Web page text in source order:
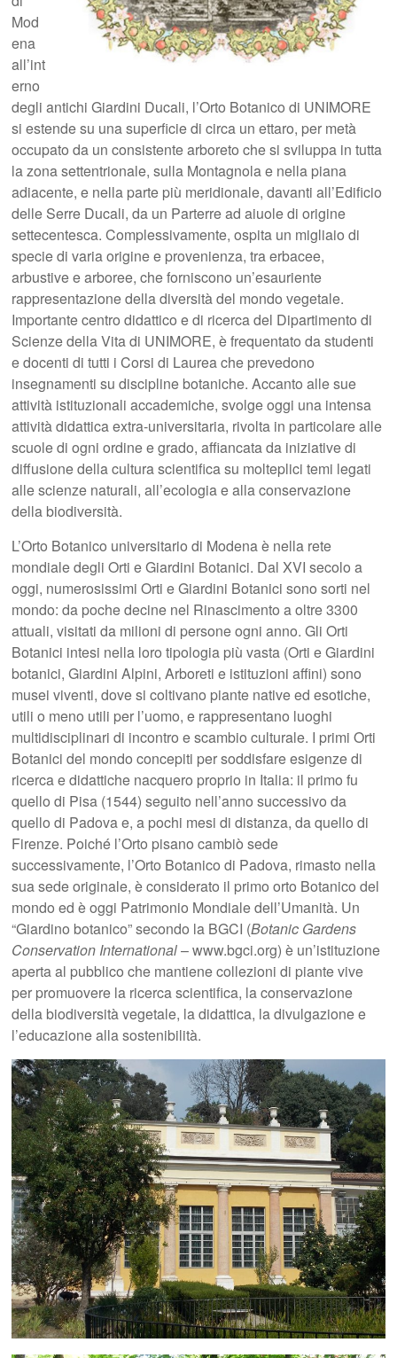
Mod
ena
all’int
erno
degli antichi Giardini Ducali, l’Orto Botanico di UNIMORE
si estende su una superficie di circa un ettaro, per metà
occupato da un consistente arboreto che si sviluppa in tutta
la zona settentrionale, sulla Montagnola e nella piana
adiacente, e nella parte più meridionale, davanti all’Edificio
delle Serre Ducali, da un Parterre ad aiuole di origine
settecentesca. Complessivamente, ospita un migliaio di
specie di varia origine e provenienza, tra erbacee,
arbustive e arboree, che forniscono un’esauriente
rappresentazione della diversità del mondo vegetale.
Importante centro didattico e di ricerca del Dipartimento di
Scienze della Vita di UNIMORE, è frequentato da studenti
e docenti di tutti i Corsi di Laurea che prevedono
insegnamenti su discipline botaniche. Accanto alle sue
attività istituzionali accademiche, svolge oggi una intensa
attività didattica extra-universitaria, rivolta in particolare alle
scuole di ogni ordine e grado, affiancata da iniziative di
diffusione della cultura scientifica su molteplici temi legati
alle scienze naturali, all’ecologia e alla conservazione
della biodiversità.
L’Orto Botanico universitario di Modena è nella rete
mondiale degli Orti e Giardini Botanici. Dal XVI secolo a
oggi, numerosissimi Orti e Giardini Botanici sono sorti nel
mondo: da poche decine nel Rinascimento a oltre 3300
attuali, visitati da milioni di persone ogni anno. Gli Orti
Botanici intesi nella loro tipologia più vasta (Orti e Giardini
botanici, Giardini Alpini, Arboreti e istituzioni affini) sono
musei viventi, dove si coltivano piante native ed esotiche,
utili o meno utili per l’uomo, e rappresentano luoghi
multidisciplinari di incontro e scambio culturale. I primi Orti
Botanici del mondo concepiti per soddisfare esigenze di
ricerca e didattiche nacquero proprio in Italia: il primo fu
quello di Pisa (1544) seguito nell’anno successivo da
quello di Padova e, a pochi mesi di distanza, da quello di
Firenze. Poiché l’Orto pisano cambiò sede
successivamente, l’Orto Botanico di Padova, rimasto nella
sua sede originale, è considerato il primo orto Botanico del
mondo ed è oggi Patrimonio Mondiale dell’Umanità. Un
“Giardino botanico” secondo la BGCI (Botanic Gardens
Conservation International– www.bgci.org) è un’istituzione
aperta al pubblico che mantiene collezioni di piante vive
per promuovere la ricerca scientifica, la conservazione
della biodiversità vegetale, la didattica, la divulgazione e
l’educazione alla sostenibilità.